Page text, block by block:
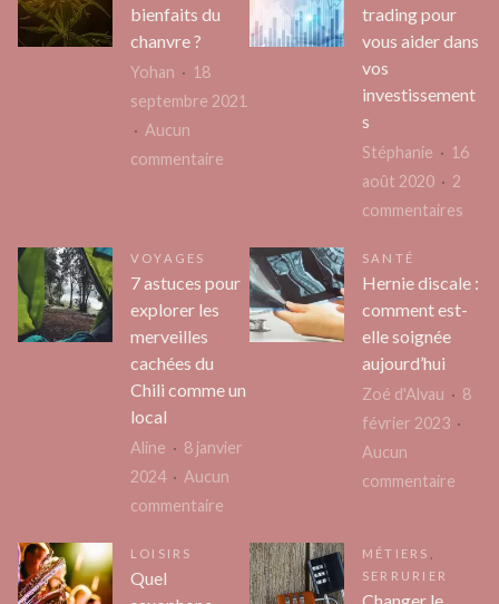
bienfaits du
chanvre ?
Yohan
18
septembre 2021
Aucun
commentaire
bienfaits
chanvre
trading pour
vous aider dans
vos
investissement
s
Stéphanie
16
août 2020
2
commentaires
de
VOYAGES
7 astuces pour
explorer les
merveilles
cachées du
Chili comme un
local
Aline
8 janvier
2024
Aucun
commentaire
astuces
pour
SANTÉ
Hernie discale :
comment est-
elle soignée
aujourd’hui
Zoé d'Alvau
8
février 2023
Aucun
commentaire
LOISIRS
Quel
MÉTIERS
SERRURIER
Changer le